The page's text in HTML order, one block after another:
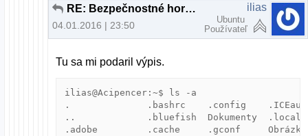
RE: Bezpečnostné horzby, alebo planý poplach?
04.01.2016 | 23:50
ilias
Ubuntu
Používateľ
Tu sa mi podaril výpis.
ilias@Acipencer:~$ ls -a
.              .bashrc    .config
..             .bluefish  Dokumenty  .local
.adobe         .cache     .gconf